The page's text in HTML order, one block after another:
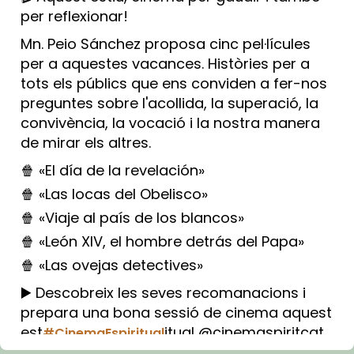
per reflexionar!
Mn. Peio Sánchez proposa cinc pel·lícules
per a aquestes vacances. Històries per a
tots els públics que ens conviden a fer-nos
preguntes sobre l'acollida, la superació, la
convivència, la vocació i la nostra manera
de mirar els altres.
🍿 «El día de la revelación»
🍿 «Las locas del Obelisco»
🍿 «Viaje al país de los blancos»
🍿 «León XIV, el hombre detrás del Papa»
🍿 «Las ovejas detectives»
▶️ Descobreix les seves recomanacions i
prepara una bona sessió de cinema aquest
est#CinemaEspiritualitual @cinemaspiritcat